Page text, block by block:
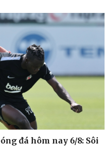
đá hôm nay 6/8: Sôi